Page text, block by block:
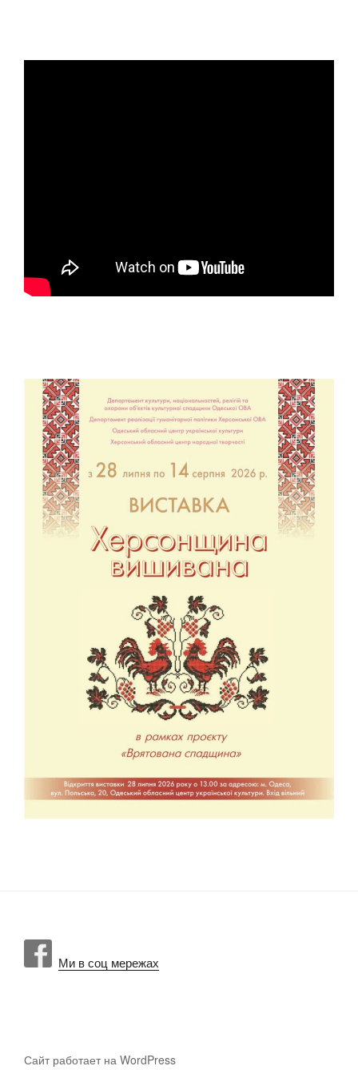
Ми в соц мережах
Сайт работает на WordPress